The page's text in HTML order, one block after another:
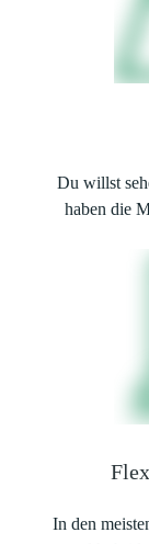
Du willst
haben die
In den